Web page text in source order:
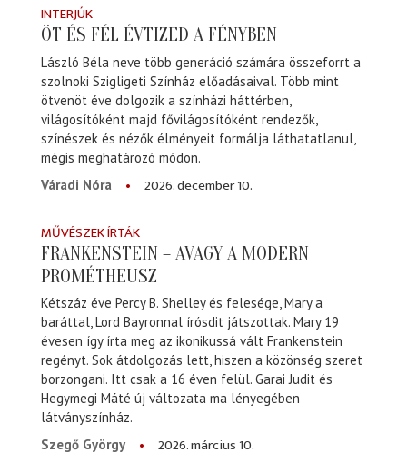
INTERJÚK
ÖT ÉS FÉL ÉVTIZED A FÉNYBEN
László Béla neve több generáció számára összeforrt a
szolnoki Szigligeti Színház előadásaival. Több mint
ötvenöt éve dolgozik a színházi háttérben,
világosítóként majd fővilágosítóként rendezők,
színészek és nézők élményeit formálja láthatatlanul,
mégis meghatározó módon.
Váradi Nóra
2026. december 10.
MŰVÉSZEK ÍRTÁK
FRANKENSTEIN – AVAGY A MODERN
PROMÉTHEUSZ
Kétszáz éve Percy B. Shelley és felesége, Mary a
baráttal, Lord Bayronnal írósdit játszottak. Mary 19
évesen így írta meg az ikonikussá vált Frankenstein
regényt. Sok átdolgozás lett, hiszen a közönség szeret
borzongani. Itt csak a 16 éven felül. Garai Judit és
Hegymegi Máté új változata ma lényegében
látványszínház.
Szegő György
2026. március 10.